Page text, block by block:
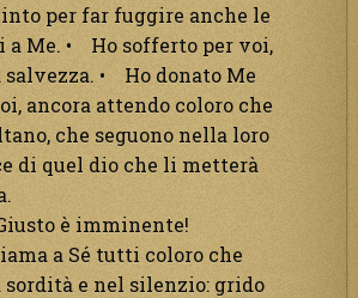
per far fuggire anche le
a Me. • Ho sofferto per voi,
• Ho donato Me
ancora attendo coloro che
che seguono nella loro
di quel dio che li metterà
è imminente!
a Sé tutti coloro che
e nel silenzio: grido